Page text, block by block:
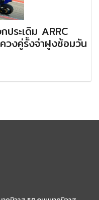
ระเดิม ARRC
งคู่รั้งจ่าฝูงซ้อมวัน